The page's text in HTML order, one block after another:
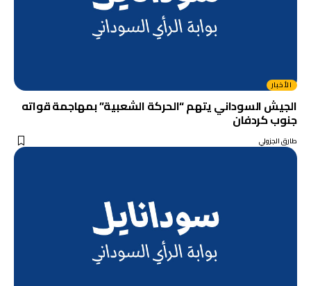
الأخبار
الجيش السوداني يتهم “الحركة الشعبية” بمهاجمة قواته
جنوب كردفان
طارق الجزولي